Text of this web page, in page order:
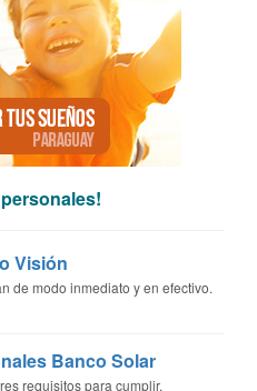
Visión
de modo inmediato y en efectivo.
Banco Solar
requisitos para cumplir.